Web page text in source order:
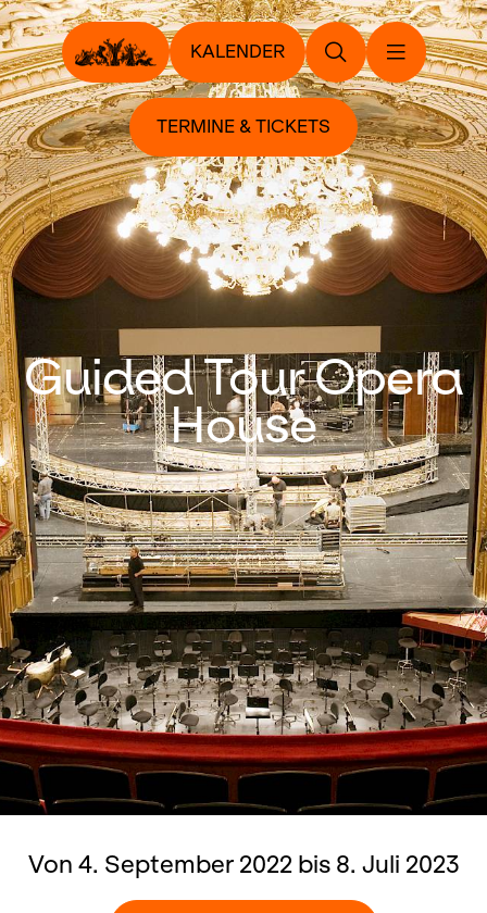
KALENDER
TERMINE & TICKETS
Guided Tour Opera
House
Von 4. September 2022 bis 8. Juli 2023